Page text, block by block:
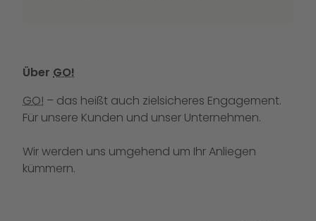
Über GO!
GO! – das heißt auch zielsicheres Engagement.
Für unsere Kunden und unser Unternehmen.
Wir werden uns umgehend um Ihr Anliegen
kümmern.